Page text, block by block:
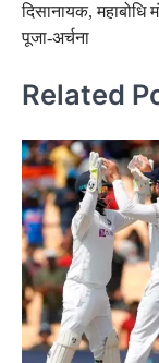
दिसानायक, महाबोधि
पूजा-अर्चना
Related